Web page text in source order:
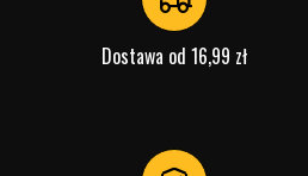
Dostawa od 16,99 zł